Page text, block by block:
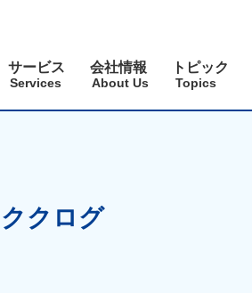
サービス
Services
会社情報
About Us
トピック
Topics
ククログ